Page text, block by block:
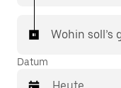
Wohin soll’s
Datum